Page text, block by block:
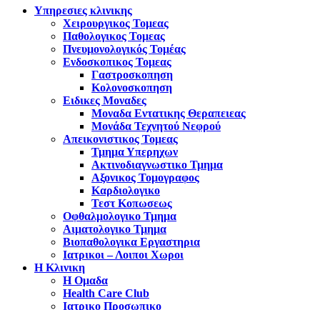
Υπηρεσιες κλινικης
Χειρουργικος Τομεας
Παθολογικος Τομεας
Πνευμονολογικός Τομέας
Ενδοσκοπικος Τομεας
Γαστροσκοπηση
Κολονοσκοπηση
Ειδικες Μοναδες
Μοναδα Εντατικης Θεραπειεας
Μονάδα Τεχνητού Νεφρού
Απεικονιστικος Τομεας
Τμημα Υπερηχων
Ακτινοδιαγνωστικο Τμημα
Αξονικος Τομογραφος
Καρδιολογικο
Τεστ Κοπωσεως
Οφθαλμολογικο Τμημα
Αιματολογικο Τμημα
Βιοπαθολογικα Εργαστηρια
Ιατρικοι – Λοιποι Χωροι
Η Κλινικη
Η Ομαδα
Health Care Club
Ιατρικο Προσωπικο